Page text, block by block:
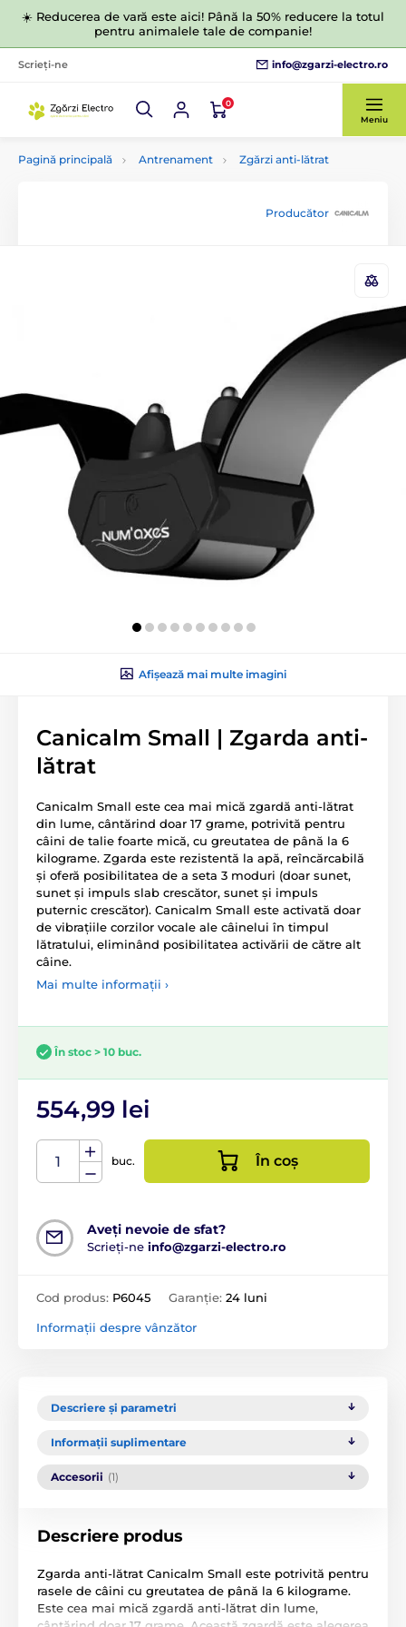
☀️ Reducerea de vară este aici! Până la 50% reducere la totul
pentru animalele tale de companie!
Scrieți-ne info@zgarzi-electro.ro
0
Meniu
Pagină principală Antrenament Zgărzi anti-lătrat
Producător
Afișează mai multe imagini
Canicalm Small | Zgarda anti-
lătrat
Canicalm Small este cea mai mică zgardă anti-lătrat
din lume, cântărind doar 17 grame, potrivită pentru
câini de talie foarte mică, cu greutatea de până la 6
kilograme. Zgarda este rezistentă la apă, reîncărcabilă
și oferă posibilitatea de a seta 3 moduri (doar sunet,
sunet și impuls slab crescător, sunet și impuls
puternic crescător). Canicalm Small este activată doar
de vibrațiile corzilor vocale ale câinelui în timpul
lătratului, eliminând posibilitatea activării de către alt
câine.
Mai multe informații ›
În stoc > 10 buc.
554,99 lei
buc. În coș
Aveți nevoie de sfat?
Scrieți-ne info@zgarzi-electro.ro
Cod produs: P6045 Garanție: 24 luni
Informații despre vânzător
Descriere și parametri
Informații suplimentare
Accesorii (1)
Descriere produs
Zgarda anti-lătrat Canicalm Small este potrivită pentru
rasele de câini cu greutatea de până la 6 kilograme.
Este cea mai mică zgardă anti-lătrat din lume,